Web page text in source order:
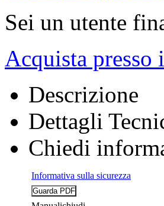
Sei un utente
Acquista presso
Descrizione
Dettagli
Chiedi
Informativa sulla sicurezza